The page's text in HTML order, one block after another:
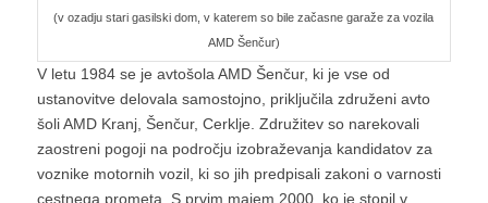
(v ozadju stari gasilski dom, v katerem so bile začasne garaže za vozila
AMD Šenčur)
V letu 1984 se je avtošola AMD Šenčur, ki je vse od
ustanovitve delovala samostojno, priključila združeni avto
šoli AMD Kranj, Šenčur, Cerklje. Združitev so narekovali
zaostreni pogoji na področju izobraževanja kandidatov za
voznike motornih vozil, ki so jih predpisali zakoni o varnosti
cestnega prometa. S prvim majem 2000, ko je stopil v